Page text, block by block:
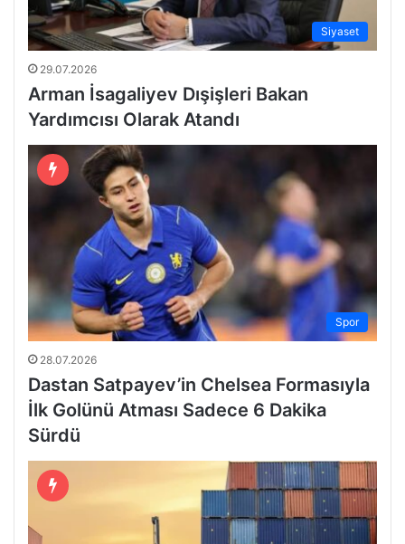
Siyaset
29.07.2026
Arman İsagaliyev Dışişleri Bakan
Yardımcısı Olarak Atandı
Spor
28.07.2026
Dastan Satpayev’in Chelsea Formasıyla
İlk Golünü Atması Sadece 6 Dakika
Sürdü